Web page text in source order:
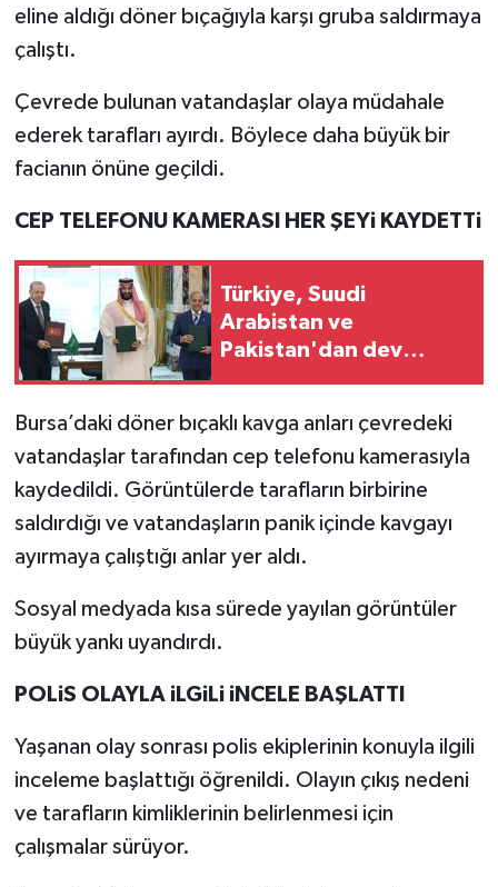
eline aldığı döner bıçağıyla karşı gruba saldırmaya
çalıştı.
Çevrede bulunan vatandaşlar olaya müdahale
ederek tarafları ayırdı. Böylece daha büyük bir
facianın önüne geçildi.
CEP TELEFONU KAMERASI HER ŞEYi KAYDETTi
Türkiye, Suudi
Arabistan ve
Pakistan'dan dev
Bursa’daki döner bıçaklı kavga anları çevredeki
vatandaşlar tarafından cep telefonu kamerasıyla
kaydedildi. Görüntülerde tarafların birbirine
saldırdığı ve vatandaşların panik içinde kavgayı
ayırmaya çalıştığı anlar yer aldı.
Sosyal medyada kısa sürede yayılan görüntüler
büyük yankı uyandırdı.
POLiS OLAYLA iLGiLi iNCELE BAŞLATTI
Yaşanan olay sonrası polis ekiplerinin konuyla ilgili
inceleme başlattığı öğrenildi. Olayın çıkış nedeni
ve tarafların kimliklerinin belirlenmesi için
çalışmalar sürüyor.